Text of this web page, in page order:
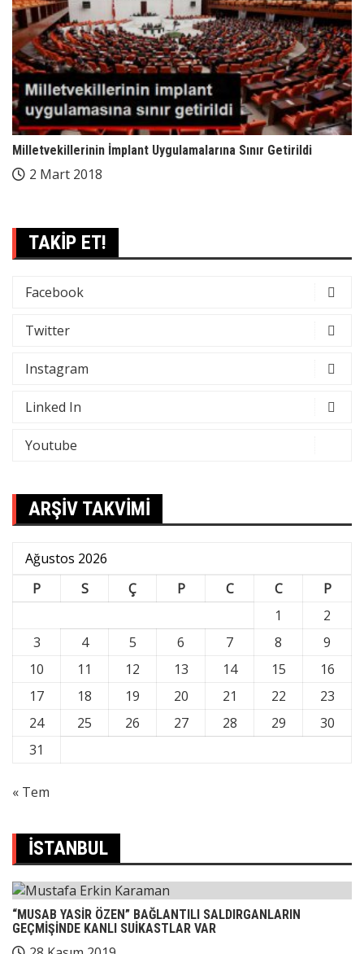
Milletvekillerinin İmplant Uygulamalarına Sınır Getirildi
2 Mart 2018
TAKİP ET!
Facebook
Twitter
Instagram
Linked In
Youtube
ARŞİV TAKVİMİ
Ağustos 2026
P
S Ç P C C
P
1
2
3
4 5 6 7 8
9
10
11 12 13 14 15
16
17
18 19 20 21 22
23
24
25 26 27 28 29
30
31
« Tem
İSTANBUL
“MUSAB YASİR ÖZEN” BAĞLANTILI SALDIRGANLARIN
GEÇMİŞİNDE KANLI SUİKASTLAR VAR